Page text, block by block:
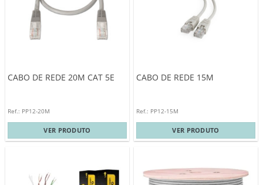
CABO DE REDE 20M CAT 5E
Ref.: PP12-20M
VER PRODUTO
CABO DE REDE 15M
Ref.: PP12-15M
VER PRODUTO